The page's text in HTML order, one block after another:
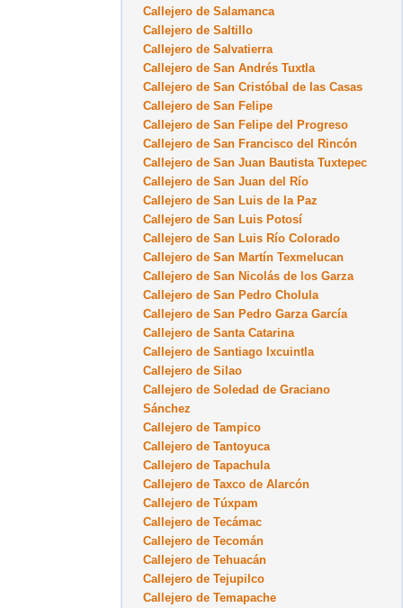
Callejero de Salamanca
Callejero de Saltillo
Callejero de Salvatierra
Callejero de San Andrés Tuxtla
Callejero de San Cristóbal de las Casas
Callejero de San Felipe
Callejero de San Felipe del Progreso
Callejero de San Francisco del Rincón
Callejero de San Juan Bautista Tuxtepec
Callejero de San Juan del Río
Callejero de San Luis de la Paz
Callejero de San Luis Potosí
Callejero de San Luis Río Colorado
Callejero de San Martín Texmelucan
Callejero de San Nicolás de los Garza
Callejero de San Pedro Cholula
Callejero de San Pedro Garza García
Callejero de Santa Catarina
Callejero de Santiago Ixcuintla
Callejero de Silao
Callejero de Soledad de Graciano
Sánchez
Callejero de Tampico
Callejero de Tantoyuca
Callejero de Tapachula
Callejero de Taxco de Alarcón
Callejero de Túxpam
Callejero de Tecámac
Callejero de Tecomán
Callejero de Tehuacán
Callejero de Tejupilco
Callejero de Temapache